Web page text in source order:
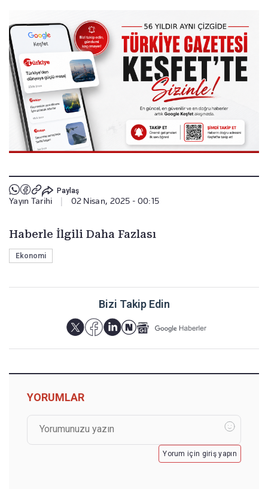
Paylaş
Yayın Tarihi 02 Nisan, 2025 - 00:15
Haberle İlgili Daha Fazlası
Ekonomi
Bizi Takip Edin
YORUMLAR
Yorum için giriş yapın